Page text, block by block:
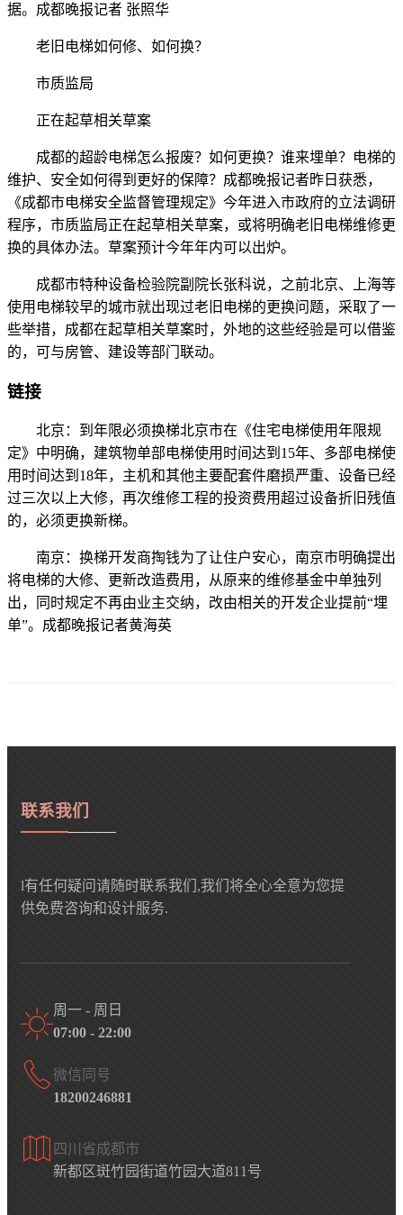
据。成都晚报记者 张照华
老旧电梯如何修、如何换？
市质监局
正在起草相关草案
成都的超龄电梯怎么报废？如何更换？谁来埋单？电梯的
维护、安全如何得到更好的保障？成都晚报记者昨日获悉，
《成都市电梯安全监督管理规定》今年进入市政府的立法调研
程序，市质监局正在起草相关草案，或将明确老旧电梯维修更
换的具体办法。草案预计今年年内可以出炉。
成都市特种设备检验院副院长张科说，之前北京、上海等
使用电梯较早的城市就出现过老旧电梯的更换问题，采取了一
些举措，成都在起草相关草案时，外地的这些经验是可以借鉴
的，可与房管、建设等部门联动。
链接
北京：到年限必须换梯北京市在《住宅电梯使用年限规
定》中明确，建筑物单部电梯使用时间达到15年、多部电梯使
用时间达到18年，主机和其他主要配套件磨损严重、设备已经
过三次以上大修，再次维修工程的投资费用超过设备折旧残值
的，必须更换新梯。
南京：换梯开发商掏钱为了让住户安心，南京市明确提出
将电梯的大修、更新改造费用，从原来的维修基金中单独列
出，同时规定不再由业主交纳，改由相关的开发企业提前“埋
单”。成都晚报记者黄海英
联系我们
l有任何疑问请随时联系我们,我们将全心全意为您提
供免费咨询和设计服务.
周一 - 周日
07:00 - 22:00
微信同号
18200246881
四川省成都市
新都区斑竹园街道竹园大道811号